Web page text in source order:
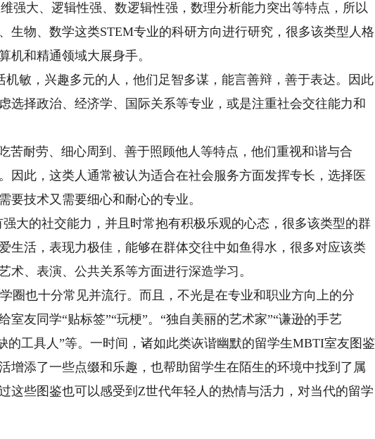
强大、逻辑性强、数逻辑性强，数理分析能力突出等特点，所以
生物、数学这类STEM专业的科研方向进行研究，很多该类型人格
机和精通领域大展身手。
敏，兴趣多元的人，他们足智多谋，能言善辩，善于表达。因此
选择政治、经济学、国际关系等专业，或是注重社会交往能力和
苦耐劳、细心周到、善于照顾他人等特点，他们重视和谐与合
因此，这类人通常被认为适合在社会服务方面发挥专长，选择医
要技术又需要细心和耐心的专业。
大的社交能力，并且时常抱有积极乐观的心态，很多该类型的群
生活，表现力极佳，能够在群体交往中如鱼得水，很多对应该类
术、表演、公共关系等方面进行深造学习。
圈也十分常见并流行。而且，不光是在专业和职业方向上的分
室友同学“贴标签”“玩梗”。“独自美丽的艺术家”“谦逊的手艺
的工具人”等。一时间，诸如此类诙谐幽默的留学生MBTI室友图鉴
增添了一些点缀和乐趣，也帮助留学生在陌生的环境中找到了属
这些图鉴也可以感受到Z世代年轻人的热情与活力，对当代的留学